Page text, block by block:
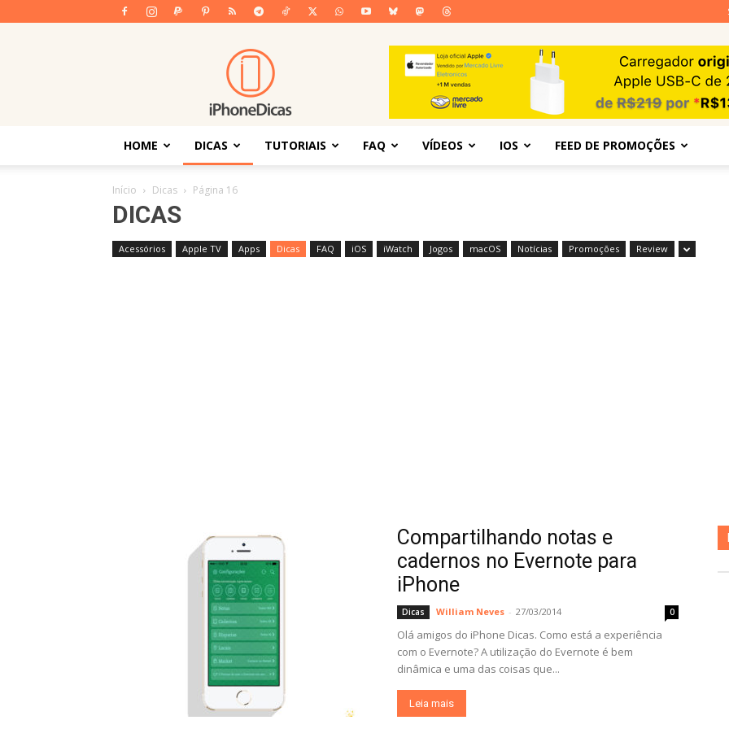
iPhoneDicas
HOME DICAS TUTORIAIS FAQ VÍDEOS IOS FEED DE PROMOÇÕES
Início Dicas Página 16
DICAS
Acessórios Apple TV Apps Dicas FAQ iOS iWatch Jogos macOS Notícias Promoções Review
Compartilhando notas e
cadernos no Evernote para
iPhone
Dicas William Neves - 27/03/2014 0
Olá amigos do iPhone Dicas. Como está a experiência
com o Evernote? A utilização do Evernote é bem
dinâmica e uma das coisas que...
Leia mais